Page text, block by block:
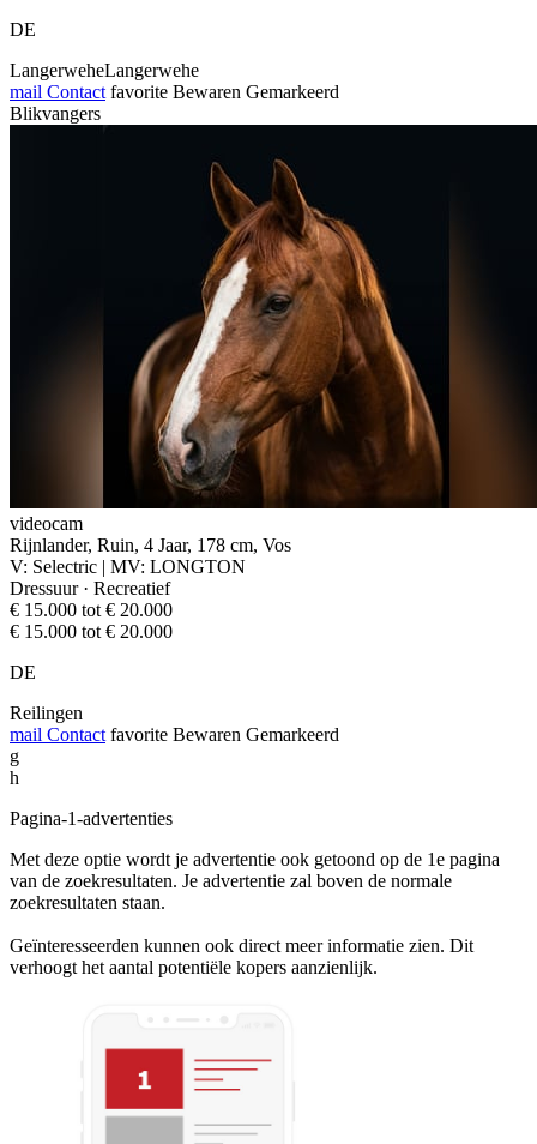
DE
LangerweheLangerwehe
mail Contact favorite Bewaren Gemarkeerd
Blikvangers
videocam
Rijnlander, Ruin, 4 Jaar, 178 cm, Vos
V: Selectric | MV: LONGTON
Dressuur · Recreatief
€ 15.000 tot € 20.000
€ 15.000 tot € 20.000
DE
Reilingen
mail Contact favorite Bewaren Gemarkeerd
g
h
Pagina-1-advertenties
Met deze optie wordt je advertentie ook getoond op de 1e pagina
van de zoekresultaten. Je advertentie zal boven de normale
zoekresultaten staan.
Geïnteresseerden kunnen ook direct meer informatie zien. Dit
verhoogt het aantal potentiële kopers aanzienlijk.